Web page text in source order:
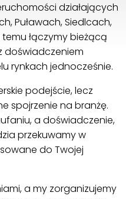
działających
Puławach, Siedlcach,
temu łączymy bieżącą
doświadczeniem
rynkach jednocześnie.
podejście, lecz
spojrzenie na branżę.
a doświadczenie,
przekuwamy w
do Twojej
a my zorganizujemy